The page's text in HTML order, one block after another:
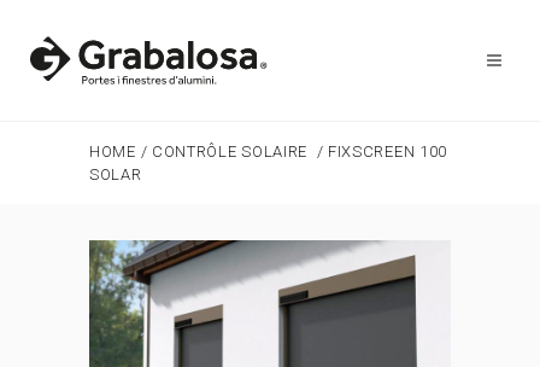
HOME / CONTRÔLE SOLAIRE / FIXSCREEN 100
SOLAR